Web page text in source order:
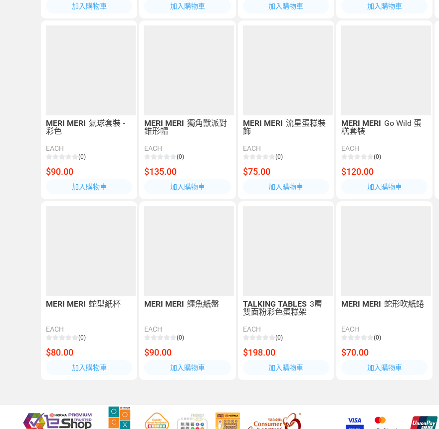
加入購物車 加入購物車 加入購物車 加入購物車
MERI MERI 氣球套裝 -
彩色
EACH
(0)
$90.00
加入購物車
MERI MERI 獨角獸派對
錐形帽
EACH
(0)
$135.00
加入購物車
MERI MERI 流星蛋糕裝
飾
EACH
(0)
$75.00
加入購物車
MERI MERI Go Wild 蛋
糕套裝
EACH
(0)
$120.00
加入購物車
MERI MERI 蛇型紙杯
EACH
(0)
$80.00
加入購物車
MERI MERI 鱷魚紙盤
EACH
(0)
$90.00
加入購物車
TALKING TABLES 3層
雙面粉彩色蛋糕架
EACH
(0)
$198.00
加入購物車
MERI MERI 蛇形吹紙蜷
EACH
(0)
$70.00
加入購物車